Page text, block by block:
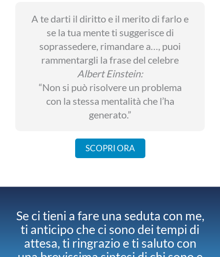
A te darti il diritto e il merito di farlo e
se la tua mente ti suggerisce di
soprassedere, rimandare a…, puoi
rammentargli la frase del celebre
Albert Einstein:
“Non si può risolvere un problema
con la stessa mentalità che l’ha
generato.”
SCOPRI ORA
Se ci tieni a fare una seduta con me,
ti anticipo che ci sono dei tempi di
attesa, ti ringrazio e ti saluto con